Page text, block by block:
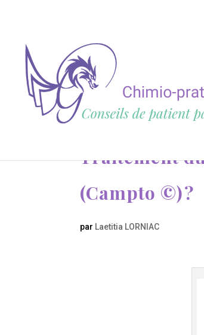
Traitement
(Campto ©) ?
par Laetitia LORNIAC